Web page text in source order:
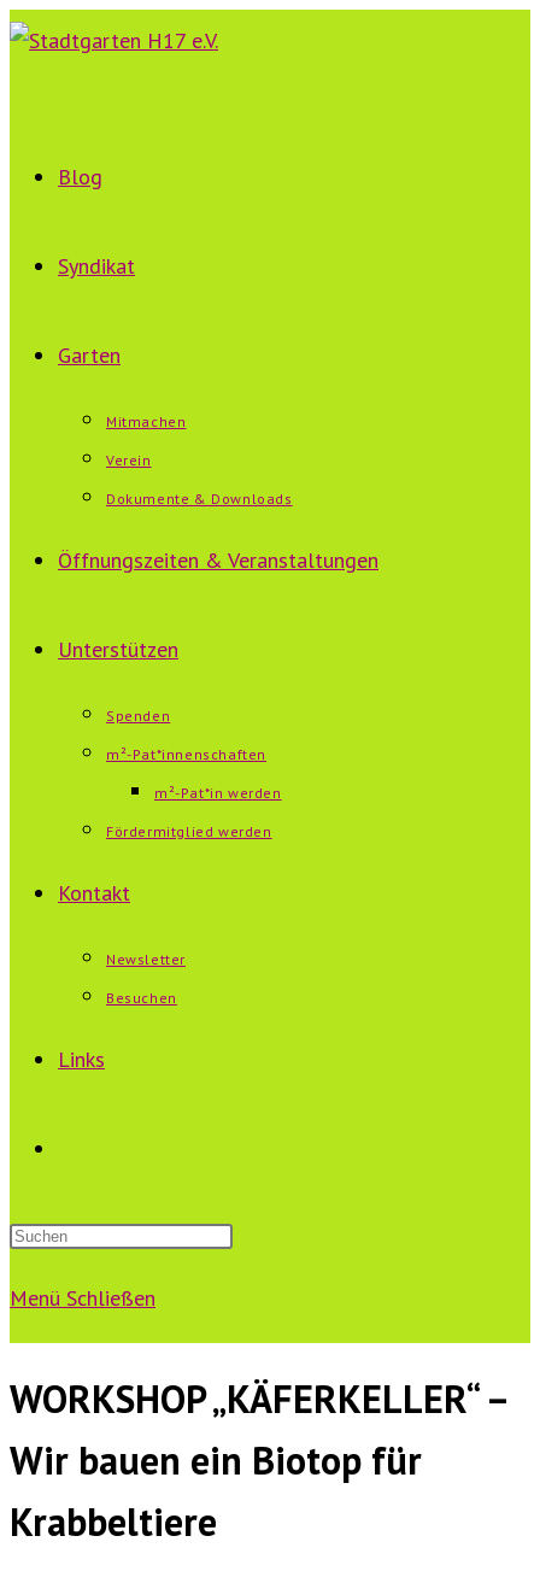
Zum
Blog
Syndikat
Garten
Mitmachen
Verein
Dokumente & Downloads
Öffnungszeiten & Veranstaltungen
Unterstützen
Spenden
m²-Pat*innenschaften
m²-Pat*in werden
Fördermitglied werden
Kontakt
Newsletter
Besuchen
Links
Suche
Menü Schließen
WORKSHOP „KÄFERKELLER“ –
Wir bauen ein Biotop für
Krabbeltiere